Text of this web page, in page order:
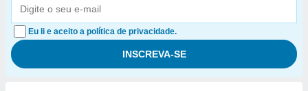
Eu li e aceito a política de privacidade.